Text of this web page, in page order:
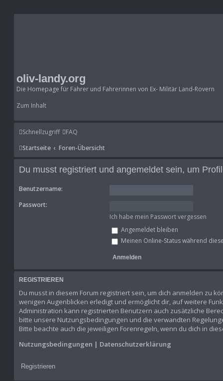
oliv-landy.org
Die Homepage für Fahrer und Fahrerinnen von Ex- Militär Land-Rovern
Zum Inhalt
Schnellzugriff
FAQ
Startseite
Foren-Übersicht
Du musst registriert und angemeldet sein, um
Benutzername:
Passwort:
Ich habe mein Passwort vergessen
Angemeldet bleiben
Meinen Online-Status während
REGISTRIEREN
Du musst in diesem Forum registriert sein, um dich anmelden zu
wenigen Augenblicken erledigt und ermöglicht dir, auf weitere
Administration kann registrierten Benutzern auch zusätzliche
bitte unsere Nutzungsbedingungen und die verwandten
Bitte beachte auch die jeweiligen Forenregeln, wenn du dich in
Nutzungsbedingungen | Datenschutzerklärung
Registrieren